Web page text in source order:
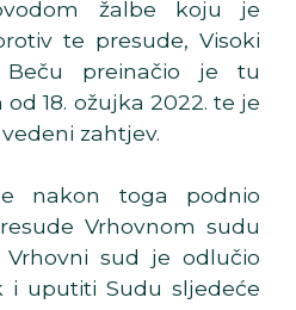
žalbe koju je
te presude, Visoki
preinačio je tu
18. ožujka 2022. te je
zahtjev.
nakon toga podnio
Vrhovnom sudu
sud je odlučio
i uputiti Sudu sljedeće